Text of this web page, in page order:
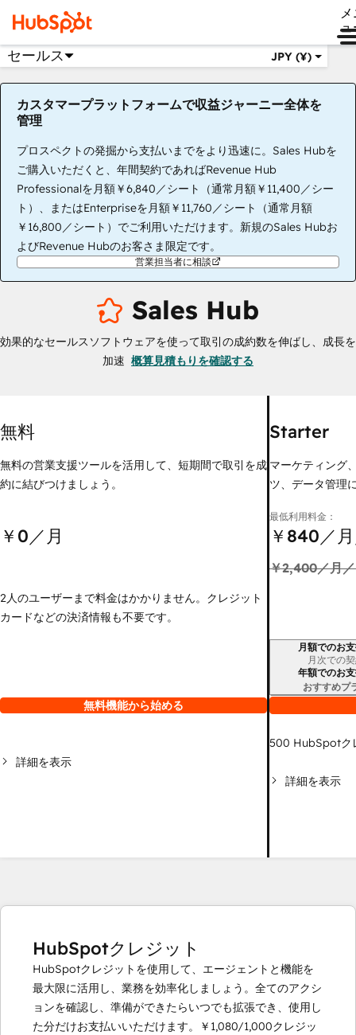
ュ
セールス JPY (¥)
カスタマープラットフォームで収益ジャーニー全体を
管理
プロスペクトの発掘から支払いまでをより迅速に。Sales Hubを
ご購入いただくと、年間契約であればRevenue Hub
Professionalを月額￥6,840／シート（通常月額￥11,400／シー
ト）、またはEnterpriseを月額￥11,760／シート（通常月額
￥16,800／シート）でご利用いただけます。新規のSales Hubお
よびRevenue Hubのお客さま限定です。
営業担当者に相談
Sales Hub
効果的なセールスソフトウェアを使って取引の成約数を伸ばし、成長を
加速 概算見積もりを確認する
無料
無料の営業支援ツールを活用して、短期間で取引を成
約に結びつけましょう。
￥0／月
2人のユーザーまで料金はかかりません。クレジット
カードなどの決済情報も不要です。
無料機能から始める
詳細を表示
Starter
マーケティング
ツ、データ管理
最低利用料金：
￥840／
￥2,400／月
請求期間月額でのお
月次での
年額でのお
おすすめプ
500 HubSpotク
詳細を表示
HubSpotクレジット
HubSpotクレジットを使用して、エージェントと機能を
最大限に活用し、業務を効率化しましょう。全てのアクシ
ョンを確認し、準備ができたらいつでも拡張でき、使用し
た分だけお支払いいただけます。
￥1,080/1,000クレジッ